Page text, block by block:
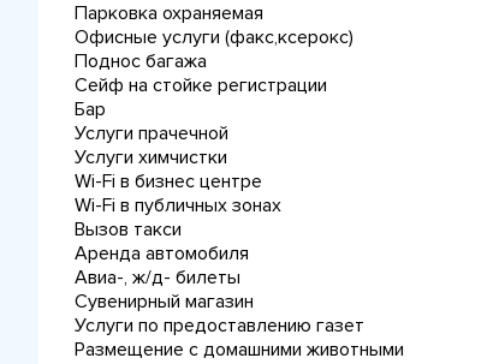
Парковка охраняемая
Офисные услуги (факс,ксерокс)
Поднос багажа
Сейф на стойке регистрации
Бар
Услуги прачечной
Услуги химчистки
Wi-Fi в бизнес центре
Wi-Fi в публичных зонах
Вызов такси
Аренда автомобиля
Авиа-, ж/д- билеты
Сувенирный магазин
Услуги по предоставлению газет
Размещение с домашними животными